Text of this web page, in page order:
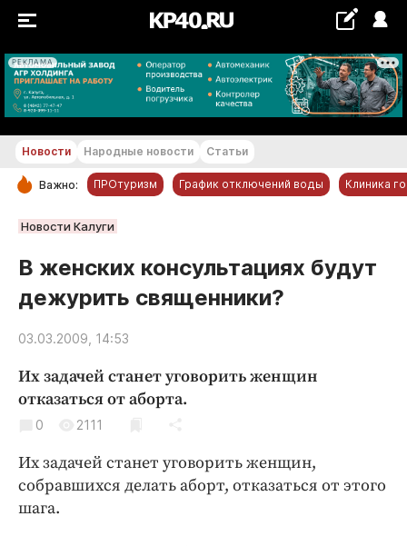
РЕКЛАМА
+17...+18 °С
РУБРИКИ
Новости компаний
Статьи
Народные новости
Авто и транспорт
Благоустройство
Криминал
Недвижимость и ЖКХ
Новости Народные новости Статьи
Важно: ПРОтуризм График отключений воды Клиника
Новости Калуги
В женских консультациях будут
дежурить священники?
03.03.2009, 14:53
Их задачей станет уговорить женщин
отказаться от аборта.
0 2111
Их задачей станет уговорить женщин,
собравшихся делать аборт, отказаться от этого
шага.